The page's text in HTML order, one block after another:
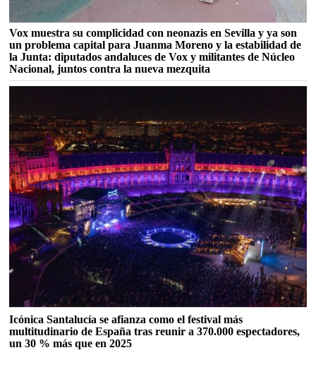
Vox muestra su complicidad con neonazis en Sevilla y ya son
un problema capital para Juanma Moreno y la estabilidad de
la Junta: diputados andaluces de Vox y militantes de Núcleo
Nacional, juntos contra la nueva mezquita
Icónica Santalucía se afianza como el festival más
multitudinario de España tras reunir a 370.000 espectadores,
un 30 % más que en 2025